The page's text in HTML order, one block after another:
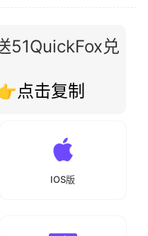
51QuickFox兑
点击复制
IOS版